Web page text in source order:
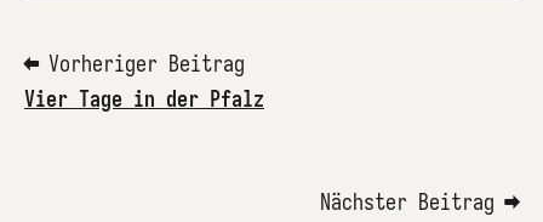
⬅ Vorheriger Beitrag
Vier Tage in der Pfalz
Nächster Beitrag ➡